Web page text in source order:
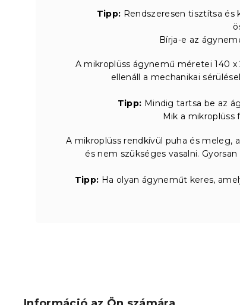
Tipp: Rendszeresen tisztítsa és
Bírja-e az
A mikroplüss ágynemű méretei 140
ellenáll a mechanikai
Tipp: Mindig tartsa be az
Mik a mikroplüss
A mikroplüss rendkívül puha és meleg,
és nem szükséges vasalni.
Tipp: Ha olyan ágyneműt keres,